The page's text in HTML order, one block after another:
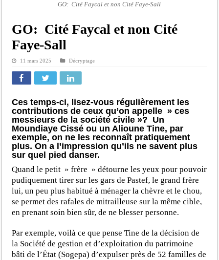
GO: Cité Faycal et non Cité Faye-Sall
GO: Cité Faycal et non Cité
Faye-Sall
11 mars 2025 Décryptage
Ces temps-ci, lisez-vous régulièrement les
contributions de ceux qu’on appelle » ces
messieurs de la société civile »? Un
Moundiaye Cissé ou un Alioune Tine, par
exemple, on ne les reconnaît pratiquement
plus. On a l’impression qu’ils ne savent plus
sur quel pied danser.
Quand le petit » frère » détourne les yeux pour pouvoir
pudiquement tirer sur les gars de Pastef, le grand frère
lui, un peu plus habitué à ménager la chèvre et le chou,
se permet des rafales de mitrailleuse sur la même cible,
en prenant soin bien sûr, de ne blesser personne.
Par exemple, voilà ce que pense Tine de la décision de
la Société de gestion et d’exploitation du patrimoine
bâti de l’État (Sogepa) d’expulser près de 52 familles de